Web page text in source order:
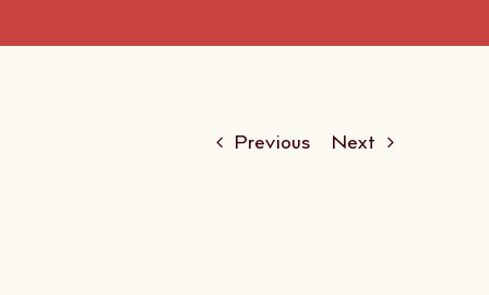
Previous Next